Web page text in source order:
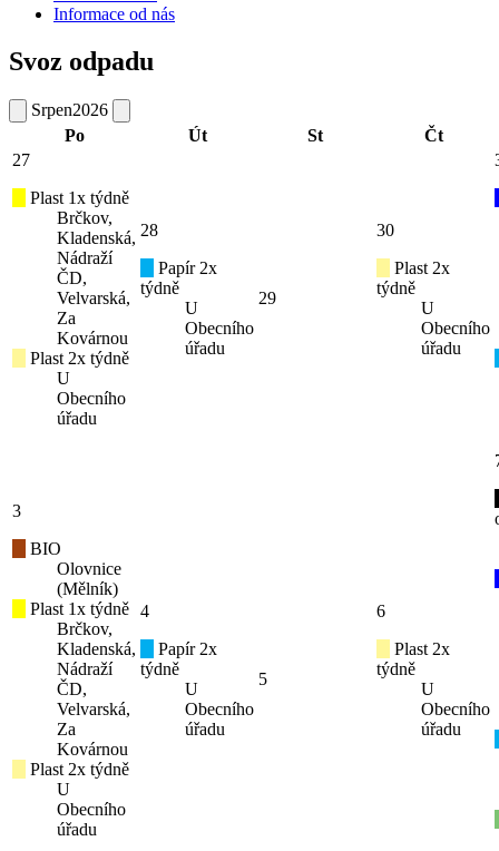
Informace od nás
Svoz odpadu
Srpen2026
Po
Út St
Čt
27
Plast 1x týdně
Brčkov,
Kladenská,
Nádraží
ČD,
Velvarská,
Za
Kovárnou
Plast 2x týdně
U
Obecního
úřadu
28
Papír 2x
týdně
U
Obecního
úřadu
29
30
Plast 2x
týdně
U
Obecního
úřadu
3
BIO
Olovnice
(Mělník)
Plast 1x týdně
Brčkov,
Kladenská,
Nádraží
ČD,
Velvarská,
Za
Kovárnou
Plast 2x týdně
U
Obecního
úřadu
4
Papír 2x
týdně
U
Obecního
úřadu
5
6
Plast 2x
týdně
U
Obecního
úřadu